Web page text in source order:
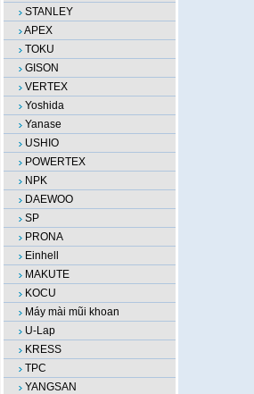
STANLEY
APEX
TOKU
GISON
VERTEX
Yoshida
Yanase
USHIO
POWERTEX
NPK
DAEWOO
SP
PRONA
Einhell
MAKUTE
KOCU
Máy mài mũi khoan
U-Lap
KRESS
TPC
YANGSAN